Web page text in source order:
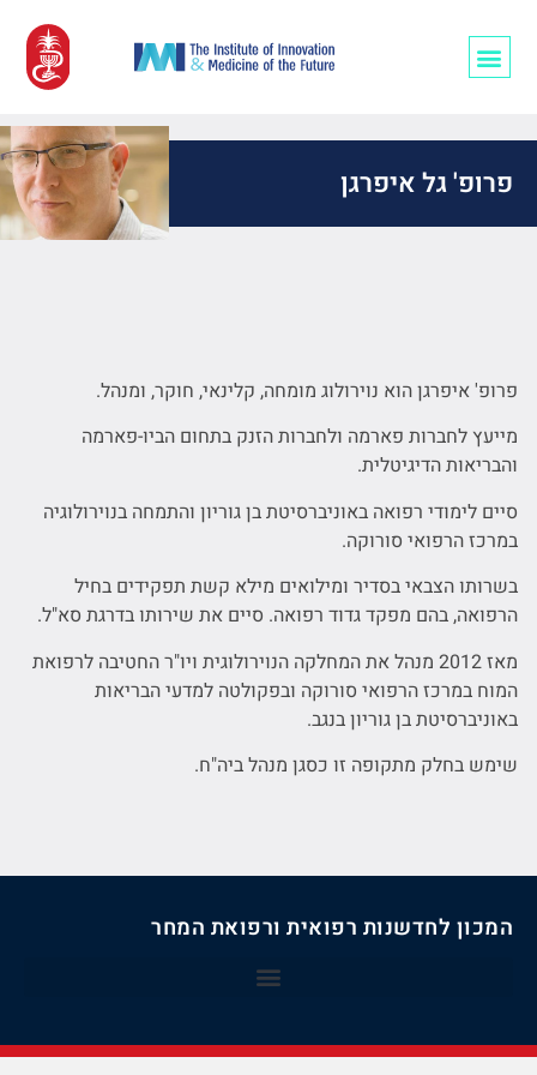
פרופ' גל איפרגן
פרופ' איפרגן הוא נוירולוג מומחה, קלינאי, חוקר, ומנהל.
מייעץ לחברות פארמה ולחברות הזנק בתחום הביו-פארמה
והבריאות הדיגיטלית.
סיים לימודי רפואה באוניברסיטת בן גוריון והתמחה בנוירולוגיה
במרכז הרפואי סורוקה.
בשרותו הצבאי בסדיר ומילואים מילא קשת תפקידים בחיל
הרפואה, בהם מפקד גדוד רפואה. סיים את שירותו בדרגת סא"ל.
מאז 2012 מנהל את המחלקה הנוירולוגית ויו"ר החטיבה לרפואת
המוח במרכז הרפואי סורוקה ובפקולטה למדעי הבריאות
באוניברסיטת בן גוריון בנגב.
שימש בחלק מתקופה זו כסגן מנהל ביה"ח.
המכון לחדשנות רפואית ורפואת המחר